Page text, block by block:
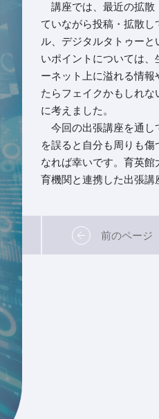
講座では、最近の拡散
ていながら投稿・拡散
ル、デジタルタトゥー
いポイントについては
ーネット上に溢れる情
たらフェイクかもしれ
に考えました。
今回の出張講座を通し
を誤ると自分も周りも
なれば幸いです。育英
育機関と連携した出張講
前のページ